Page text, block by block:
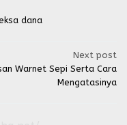
dana
Next post
Warnet Sepi Serta Cara
Mengatasinya